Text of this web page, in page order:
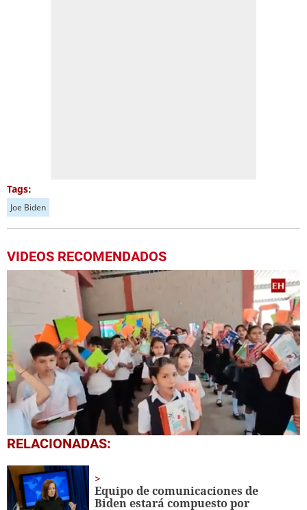
Tags:
Joe Biden
VIDEOS RECOMENDADOS
0
seconds
1
minute,
56
seconds
RELACIONADAS:
Equipo de comunicaciones de
Biden estará compuesto por